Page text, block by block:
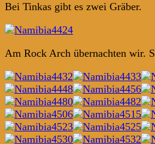
Bei Tinkas gibt es zwei Gräber.
Am Rock Arch übernachten wir.